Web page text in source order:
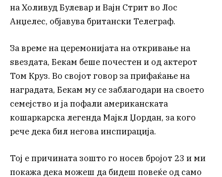
на Холивуд Булевар и Вајн Стрит во Лос
Анџелес, објавува британски Телеграф.
За време на церемонијата на откривање на
ѕвездата, Бекам беше почестен и од актерот
Том Круз. Во својот говор за прифаќање на
наградата, Бекам му се заблагодари на своето
семејство и ја пофали американската
кошаркарска легенда Мајкл Џордан, за кого
рече дека бил негова инспирација.
Тој е причината зошто го носев бројот 23 и ми
покажа дека можеш да бидеш повеќе од само